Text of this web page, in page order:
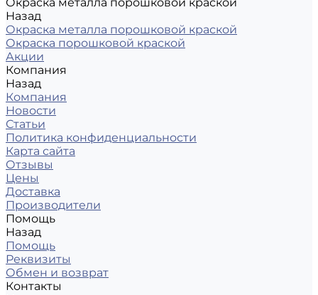
Назад
Окраска металла порошковой краской
Окраска порошковой краской
Акции
Компания
Назад
Компания
Новости
Статьи
Политика конфиденциальности
Карта сайта
Отзывы
Цены
Доставка
Производители
Помощь
Назад
Помощь
Реквизиты
Обмен и возврат
Контакты